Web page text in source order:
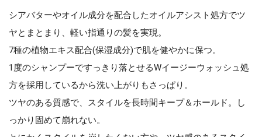
シアバターやオイル成分を配合したオイルアシスト処方でツ
ヤとまとまり、軽い指通りの髪を実現。
7種の植物エキス配合(保湿成分)で肌を健やかに保つ。
1度のシャンプーですっきり落とせるWイージーウォッシュ処
方を採用しているから洗い上がりもさっぱり。
ツヤのある質感で、スタイルを長時間キープ＆ホールド。し
っかり固めて崩れない。